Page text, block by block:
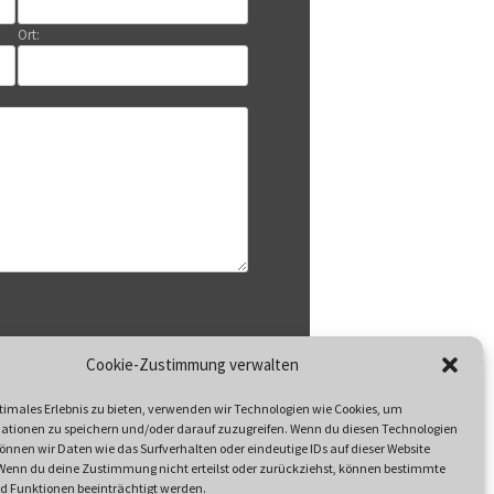
Cookie-Zustimmung verwalten
Erlebnis zu bieten, verwenden wir Technologien wie Cookies, um
zu speichern und/oder darauf zuzugreifen. Wenn du diesen Technologien
wir Daten wie das Surfverhalten oder eindeutige IDs auf dieser Website
du deine Zustimmung nicht erteilst oder zurückziehst, können bestimmte
Funktionen beeinträchtigt werden.
Ort:
Datenschutzerklärung